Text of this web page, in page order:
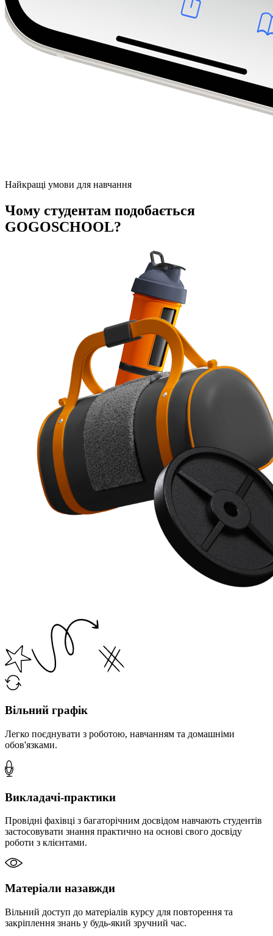
Найкращі умови для навчання
Чому студентам подобається
GOGOSCHOOL?
Вільний графік
Легко поєднувати з роботою, навчанням та домашніми
обов'язками.
Викладачі-практики
Провідні фахівці з багаторічним досвідом навчають студентів
застосовувати знання практично на основі свого досвіду
роботи з клієнтами.
Матеріали назавжди
Вільний доступ до матеріалів курсу для повторення та
закріплення знань у будь-який зручний час.